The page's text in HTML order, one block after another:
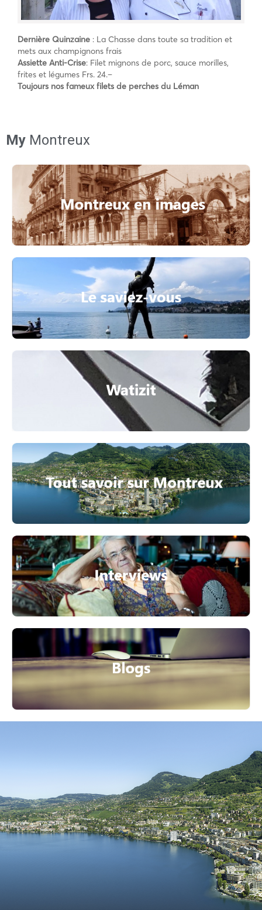
Dernière Quinzaine : La Chasse dans toute sa tradition et
mets aux champignons frais
Assiette Anti-Crise: Filet mignons de porc, sauce morilles,
frites et légumes Frs. 24.–
Toujours nos fameux filets de perches du Léman
My Montreux